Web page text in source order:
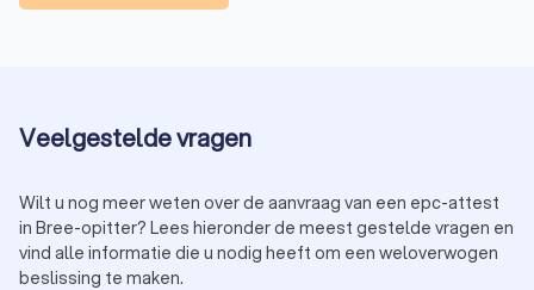
slechts beperkt gebruik is van hernieuwbare energie. De
basisisolatie aanwezig is, maar nog ruimte is voor
verbetering, en als de verwarmingsinstallatie wat ouder
van hernieuwbare energie.
Energielabel D:De woning verbruikt bovengemiddeld
veel energie en heeft een beperkte energieprestatie.
Uw woning krijgt dit label als de isolatie gedeeltelijk
Veelgestelde vragen
Wilt u nog meer weten over de aanvraag van een epc-attest
in Bree-opitter? Lees hieronder de meest gestelde vragen en
vind alle informatie die u nodig heeft om een weloverwogen
beslissing te maken.